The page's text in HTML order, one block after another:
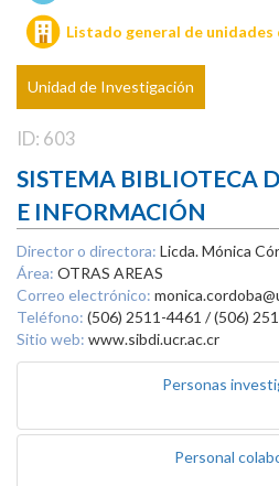
Listado general de
Unidad de Investigación
ID: 603
SISTEMA BIBLIOTECA
E INFORMACIÓN
Director o directora: Licda. Mónica
Área: OTRAS AREAS
Correo electrónico:
Teléfono: (506) 2511-4461 / (506)
Sitio web: www.sibdi.ucr.ac.cr
Personas
Personal